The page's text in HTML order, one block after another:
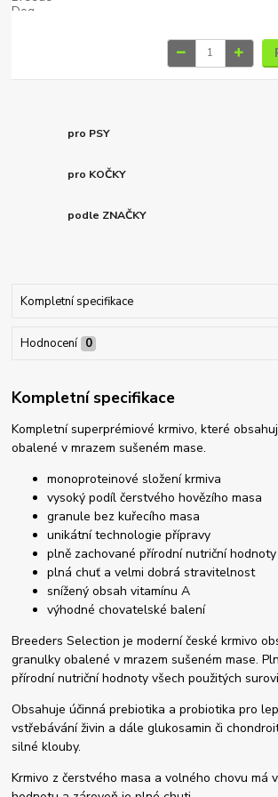
pro PSY
pro KOČKY
podle ZNAČKY
Kompletní specifikace
Hodnocení 0
Kompletní specifikace
Kompletní superprémiové krmivo, které
obalené v mrazem sušeném mase.
monoproteinové složení krmiva
vysoký podíl čerstvého hovězího masa
granule bez kuřecího masa
unikátní technologie přípravy
plně zachované přírodní nutriční hodnoty
plná chuť a velmi dobrá stravitelnost
snížený obsah vitamínu A
výhodné chovatelské balení
Breeders Selection je moderní české krmivo
granulky obalené v mrazem sušeném mase.
přírodní nutriční hodnoty všech použitých
Obsahuje účinná prebiotika a probiotika pro
vstřebávání živin a dále glukosamin či
silné klouby.
Krmivo z čerstvého masa a volného chovu má